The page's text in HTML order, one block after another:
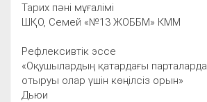
Тарих пәні мұғалімі
ШҚО, Семей «№13 ЖОББМ» КММ
Рефлексивтік эссе
«Оқушылардың қатардағы парталарда
отыруы олар үшін көңілсіз орын»
Дьюи